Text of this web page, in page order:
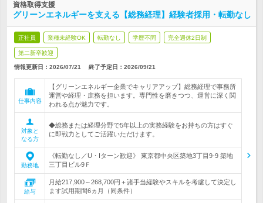
資格取得支援
グリーンエネルギーを支える【総務経理】経験者採用・転勤なし
正社員 業種未経験OK 転勤なし 学歴不問 完全週休2日制
第二新卒歓迎
情報更新日：2026/07/21 終了予定日： 2026/09/21
仕事内容
【グリーンエネルギー企業でキャリアアップ】総務経理で事務所
運営や経理・庶務を担います。専門性を磨きつつ、運営に深く関
われる点が魅力です。
対象と
なる方
◆総務または経理分野で5年以上の実務経験をお持ちの方はすぐ
に即戦力としてご活躍いただけます。
勤務地
《転勤なし／U・Iターン歓迎》 東京都中央区築地3丁目9-9 築地
三丁目ビル9Ｆ
給与
月給217,900～268,700円＋諸手当経験やスキルを考慮して決定し
ます試用期間6ヵ月（同条件）